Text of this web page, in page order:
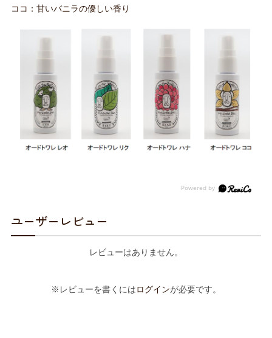
ココ：甘いバニラの優しい香り
ユーザーレビュー
レビューはありません。
※レビューを書くにはログインが必要です。